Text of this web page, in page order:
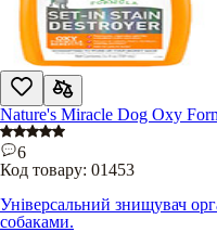
Nature's Miracle Dog Oxy
6
Код товару: 01453
Універсальний знищувач
собаками.